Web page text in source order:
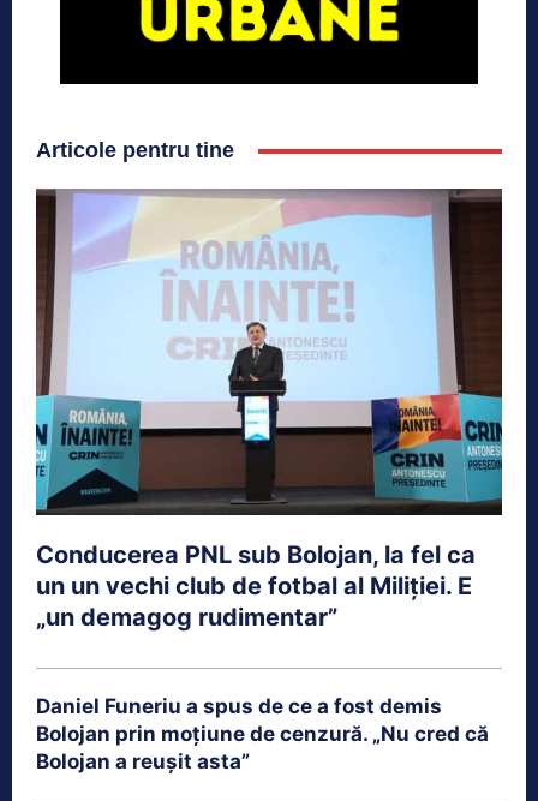
Articole pentru tine
Conducerea PNL sub Bolojan, la fel ca
un un vechi club de fotbal al Miliției. E
„un demagog rudimentar”
Daniel Funeriu a spus de ce a fost demis
Bolojan prin moțiune de cenzură. „Nu cred că
Bolojan a reușit asta”